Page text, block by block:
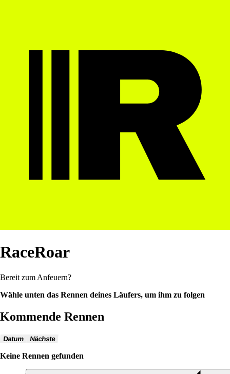
RaceRoar
Bereit zum Anfeuern?
Wähle unten das Rennen deines Läufers, um ihm zu folgen
Kommende Rennen
Datum Nächste
Keine Rennen gefunden